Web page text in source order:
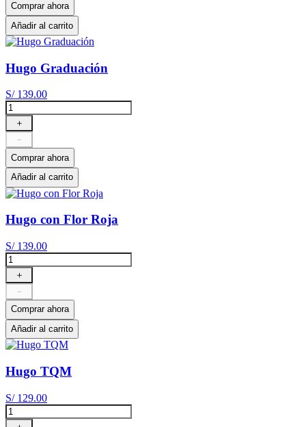
Comprar ahora
Añadir al carrito
Hugo Graduación
S/ 139.00
＋
－
Comprar ahora
Añadir al carrito
Hugo con Flor Roja
S/ 139.00
＋
－
Comprar ahora
Añadir al carrito
Hugo TQM
S/ 129.00